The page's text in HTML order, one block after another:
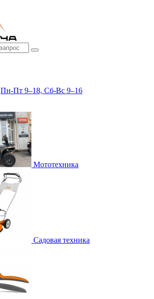
Пн-Пт 9–18, Сб-Вс 9–16
Мототехника
Садовая техника